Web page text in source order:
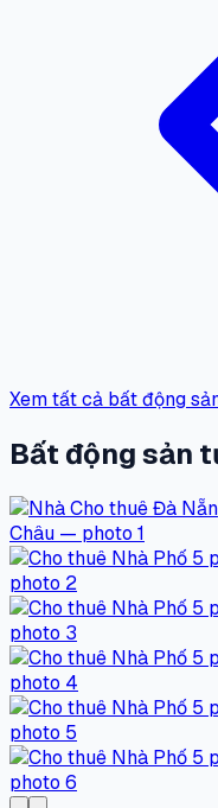
Xem tất cả bất động
Bất động sản